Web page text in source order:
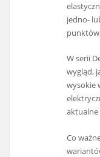
jedno-
punktów
W serii
wygląd,
wysokie
aktualne
Co